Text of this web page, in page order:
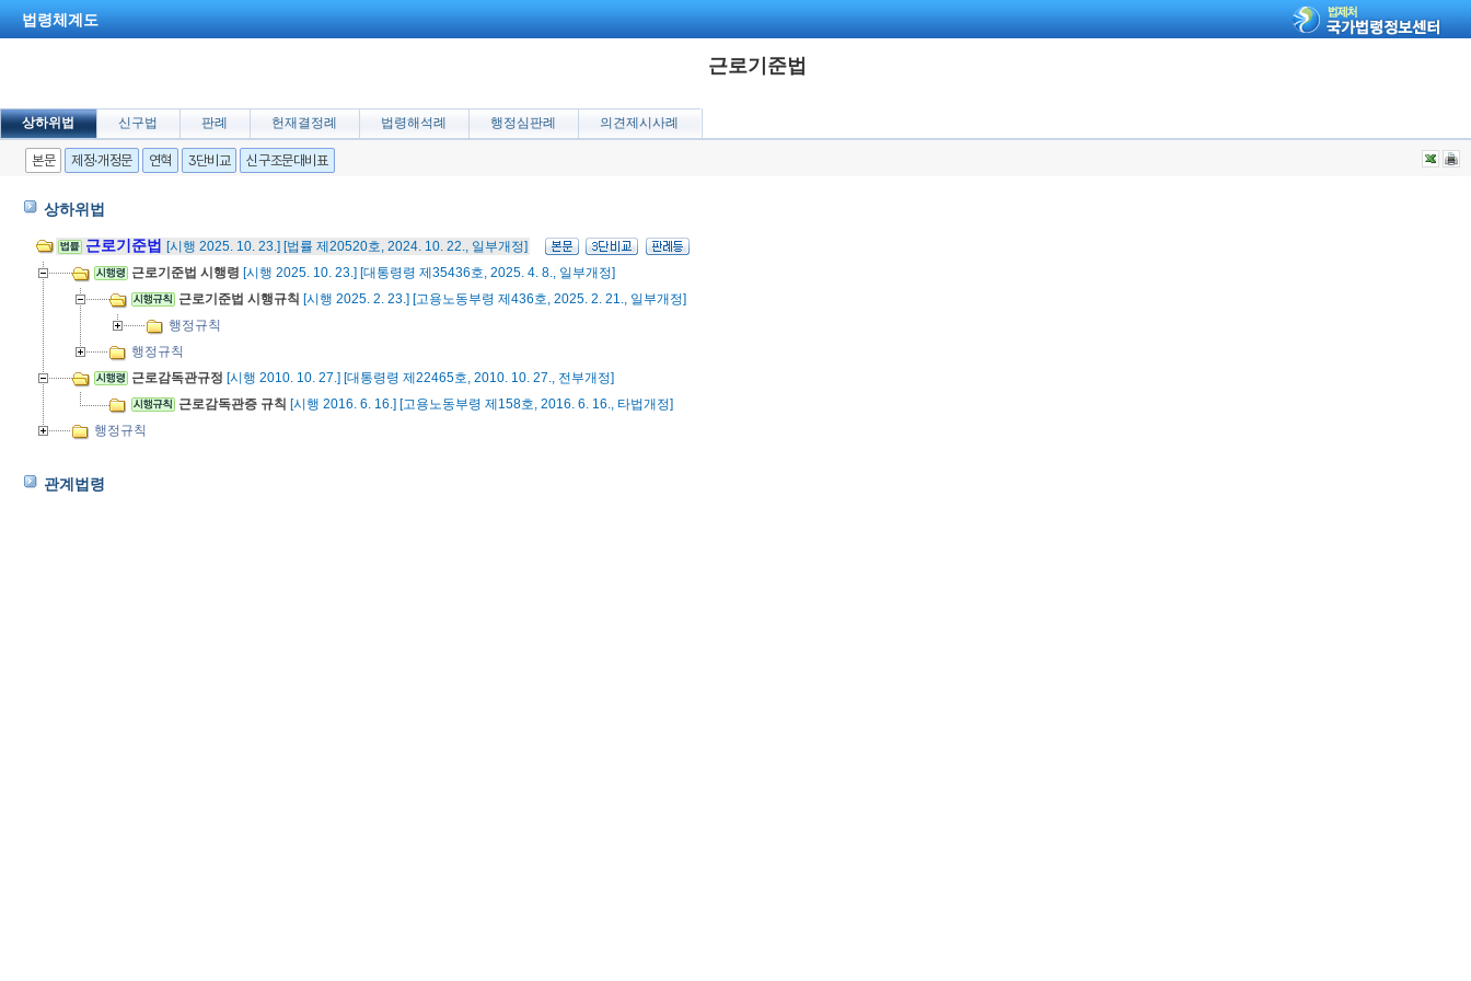
법령체계도
근로기준법
상하위법 신구법 판례 헌재결정례 법령해석례 행정심판례 의견제시사례
본문 제정·개정문 연혁 3단비교 신구조문대비표
상하위법
근로기준법 [시행 2025. 10. 23.] [법률 제20520호, 2024. 10. 22., 일부개정]
근로기준법 시행령 [시행 2025. 10. 23.] [대통령령 제35436호, 2025. 4. 8., 일부개정]
근로기준법 시행규칙 [시행 2025. 2. 23.] [고용노동부령 제436호, 2025. 2. 21., 일부개정]
행정규칙
행정규칙
근로감독관규정 [시행 2010. 10. 27.] [대통령령 제22465호, 2010. 10. 27., 전부개정]
근로감독관증 규칙 [시행 2016. 6. 16.] [고용노동부령 제158호, 2016. 6. 16., 타법개정]
행정규칙
관계법령